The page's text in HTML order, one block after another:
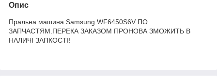
Опис
Пральна машина Samsung WF6450S6V ПО
ЗАПЧАСТЯМ.ПЕРЕКА ЗАКАЗОМ ПРОНОВА ЗМОЖИТЬ В
НАЛИЧІ ЗАПКОСТІ!